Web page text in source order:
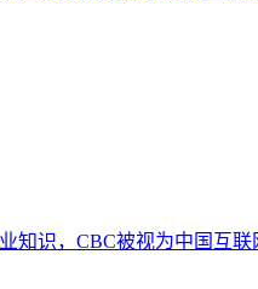
知识，CBC被视为中国互联